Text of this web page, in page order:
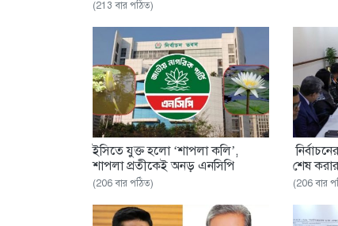
(213 বার পঠিত)
ইসিতে যুক্ত হলো ‘শাপলা কলি’,
শাপলা প্রতীকেই অনড় এনসিপি
(206 বার পঠিত)
শেষ করার
(206 বার